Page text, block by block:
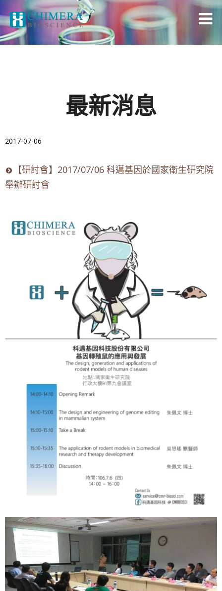
最新消息
2017-07-06
【研討會】2017/07/06 科邁基因於國家衛生研究院
舉辦研討會